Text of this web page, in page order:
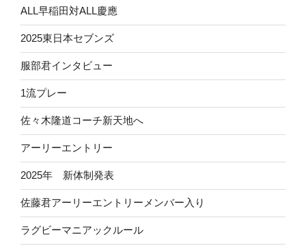
ALL早稲田対ALL慶應
2025東日本セブンズ
服部君インタビュー
1流プレー
佐々木隆道コーチ新天地へ
アーリーエントリー
2025年 新体制発表
佐藤君アーリーエントリーメンバー入り
ラグビーマニアックルール